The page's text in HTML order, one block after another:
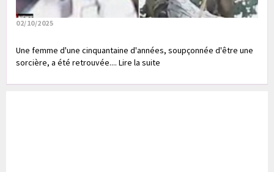
02/10/2025
Une femme d'une cinquantaine d'années, soupçonnée d'être une
sorcière, a été retrouvée.... Lire la suite